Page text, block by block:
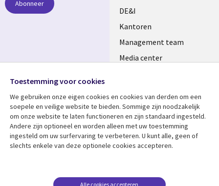
DE&I
Kantoren
Management team
Media center
Bekijk meer
Library
Artikelen
Support
Legal
Disclaimer
Cookie management
Abonneer
Media
NETHERLANDS
Toestemming voor cookies
We gebruiken onze eigen cookies en cookies van derden om een ​​
soepele en veilige website te bieden. Sommige zijn noodzakelijk
om onze website te laten functioneren en zijn standaard ingesteld.
Andere zijn optioneel en worden alleen met uw toestemming
ingesteld om uw surfervaring te verbeteren. U kunt alle, geen of
slechts enkele van deze optionele cookies accepteren.
Alle cookies accepteren